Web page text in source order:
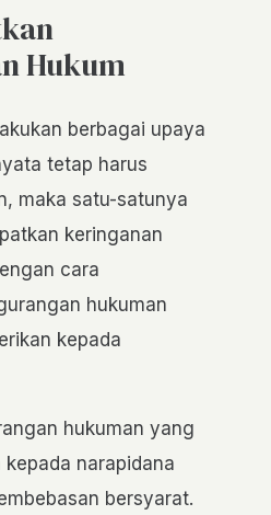
Hukum
berbagai upaya
tetap harus
maka satu-satunya
keringanan
cara
hukuman
kepada
hukuman yang
narapidana
bersyarat.